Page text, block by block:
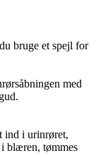
bruge et spejl for
med
ind i urinrøret,
blæren, tømmes